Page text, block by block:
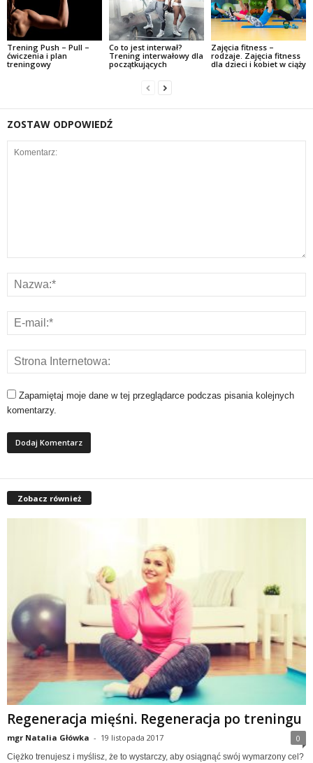
Trening Push – Pull –
ćwiczenia i plan
treningowy
Co to jest interwał?
Trening interwałowy dla
początkujących
Zajęcia fitness –
rodzaje. Zajęcia fitness
dla dzieci i kobiet w ciąży
ZOSTAW ODPOWIEDŹ
Zapamiętaj moje dane w tej przeglądarce podczas pisania kolejnych
komentarzy.
Zobacz również
Regeneracja mięśni. Regeneracja po treningu
mgr Natalia Główka - 19 listopada 2017 0
Ciężko trenujesz i myślisz, że to wystarczy, aby osiągnąć swój wymarzony cel?